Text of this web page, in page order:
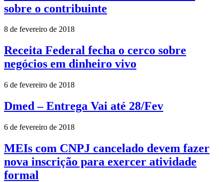
sobre o contribuinte
8 de fevereiro de 2018
Receita Federal fecha o cerco sobre
negócios em dinheiro vivo
6 de fevereiro de 2018
Dmed – Entrega Vai até 28/Fev
6 de fevereiro de 2018
MEIs com CNPJ cancelado devem fazer
nova inscrição para exercer atividade
formal